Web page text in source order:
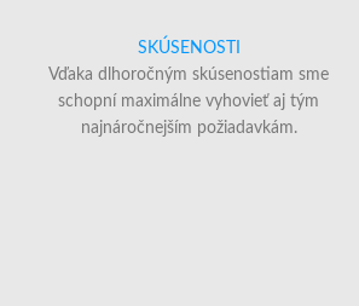
SKÚSENOSTI
Vďaka dlhoročným skúsenostiam sme
schopní maximálne vyhovieť aj tým
najnáročnejším požiadavkám.